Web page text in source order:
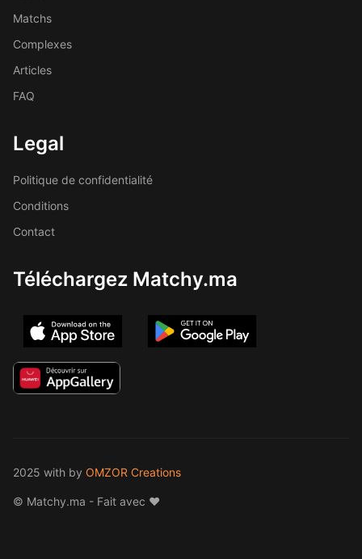
Matchs
Complexes
Articles
FAQ
Legal
Politique de confidentialité
Conditions
Contact
Téléchargez Matchy.ma
2025 with by OMZOR Creations
© Matchy.ma - Fait avec ❤️